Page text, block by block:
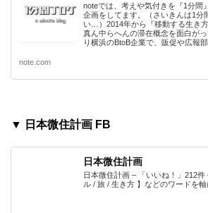
noteでは、考えや気付きを『1分間
企画をしてます。（さいきんは1分
い…）2014年から『移動する生き
真ん中らへんの滞在概念を面白が
り横浜のBtoB企業で、販促や広報
note.com
▼ 日本微住計画 FB
日本微住計画
日本微住計画 – 「いいね！」212件
ル / 旅 / 生き方 】などのワードを軸